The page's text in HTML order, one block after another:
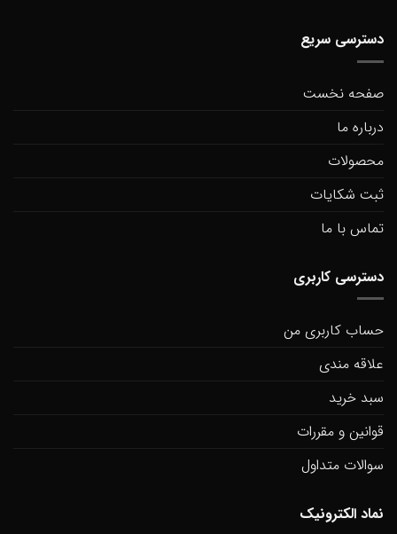
دسترسی سریع
صفحه نخست
درباره ما
محصولات
ثبت شکایات
تماس با ما
دسترسی کاربری
حساب کاربری من
علاقه مندی
سبد خرید
قوانین و مقررات
سوالات متداول
نماد الکترونیک